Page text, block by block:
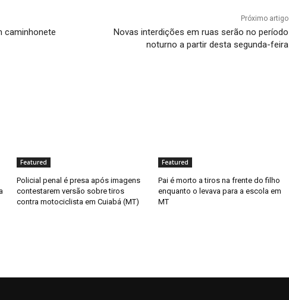
caminhonete
Próximo artigo
Novas interdições em ruas serão no período
noturno a partir desta segunda-feira
Featured
Policial penal é presa após imagens
contestarem versão sobre tiros
contra motociclista em Cuiabá (MT)
Featured
Pai é morto a tiros na frente do filho
enquanto o levava para a escola em
MT